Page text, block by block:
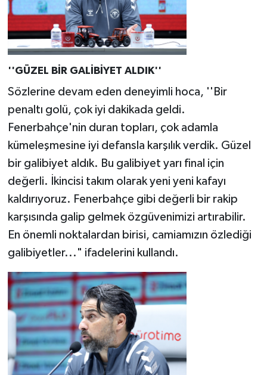
''GÜZEL BİR GALİBİYET ALDIK''
Sözlerine devam eden deneyimli hoca, ''Bir
penaltı golü, çok iyi dakikada geldi.
Fenerbahçe'nin duran topları, çok adamla
kümeleşmesine iyi defansla karşılık verdik. Güzel
bir galibiyet aldık. Bu galibiyet yarı final için
değerli. İkincisi takım olarak yeni yeni kafayı
kaldırıyoruz. Fenerbahçe gibi değerli bir rakip
karşısında galip gelmek özgüvenimizi artırabilir.
En önemli noktalardan birisi, camiamızın özlediği
galibiyetler..." ifadelerini kullandı.